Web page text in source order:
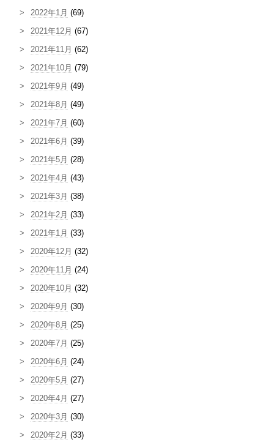
2022年1月 (69)
2021年12月 (67)
2021年11月 (62)
2021年10月 (79)
2021年9月 (49)
2021年8月 (49)
2021年7月 (60)
2021年6月 (39)
2021年5月 (28)
2021年4月 (43)
2021年3月 (38)
2021年2月 (33)
2021年1月 (33)
2020年12月 (32)
2020年11月 (24)
2020年10月 (32)
2020年9月 (30)
2020年8月 (25)
2020年7月 (25)
2020年6月 (24)
2020年5月 (27)
2020年4月 (27)
2020年3月 (30)
2020年2月 (33)